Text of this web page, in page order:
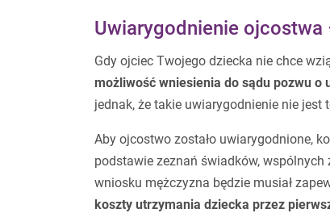
Uwiarygodnienie
Gdy ojciec Twojego dziecka nie chce
możliwość wniesienia do sądu pozwu o
jednak, że takie uwiarygodnienie nie
Aby ojcostwo zostało uwiarygodnione,
podstawie zeznań świadków,
wniosku mężczyzna będzie musiał
koszty utrzymania dziecka przez